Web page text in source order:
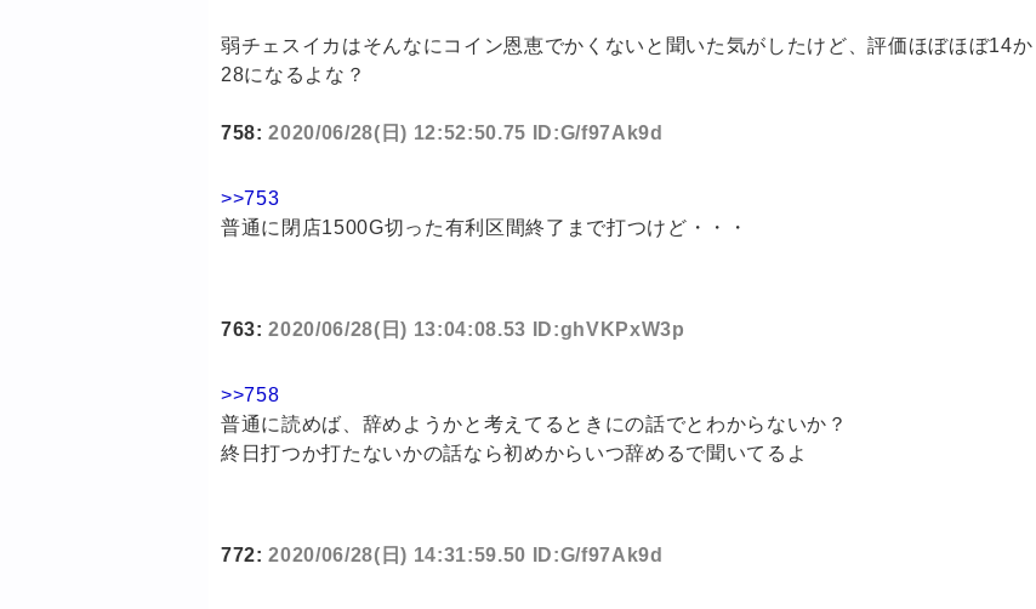
弱チェスイカはそんなにコイン恩恵でかくないと聞いた気がしたけど、評価ほぼほぼ14か
28になるよな？
758:2020/06/28(日) 12:52:50.75 ID:G/f97Ak9d
>>753
普通に閉店1500G切った有利区間終了まで打つけど・・・
763:2020/06/28(日) 13:04:08.53 ID:ghVKPxW3p
>>758
普通に読めば、辞めようかと考えてるときにの話でとわからないか？
終日打つか打たないかの話なら初めからいつ辞めるで聞いてるよ
772:2020/06/28(日) 14:31:59.50 ID:G/f97Ak9d